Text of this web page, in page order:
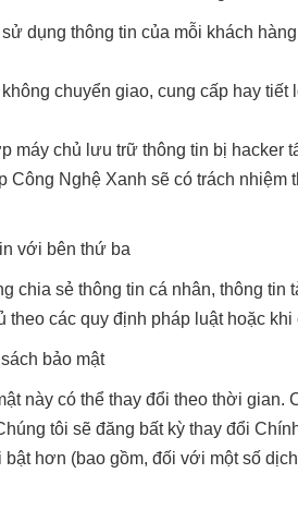
dụng thông tin của mỗi khách
chuyển giao, cung cấp hay
máy chủ lưu trữ thông tin bị hacker
Công Nghệ Xanh sẽ có trách
với bên thứ ba
chia sẻ thông tin cá nhân, thông
theo các quy định pháp luật hoặc
bảo mật
này có thể thay đổi theo thời gian.
tôi sẽ đăng bất kỳ thay đổi
bật hơn (bao gồm, đối với một số